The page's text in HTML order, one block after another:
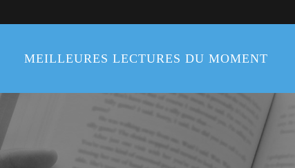
MEILLEURES LECTURES DU MOMENT